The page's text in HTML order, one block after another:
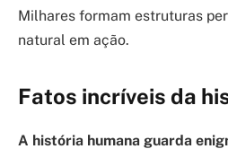
Milhares formam estruturas
natural em ação.
Fatos incríveis da
A história humana guarda